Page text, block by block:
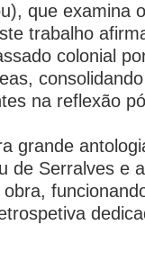
que examina
trabalho
colonial
na reflexão
grande
de Serralves e